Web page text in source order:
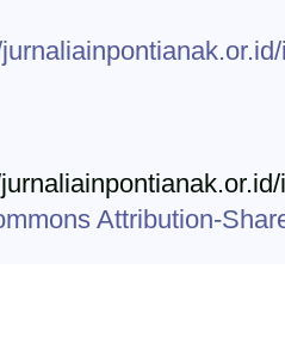
Attribution-